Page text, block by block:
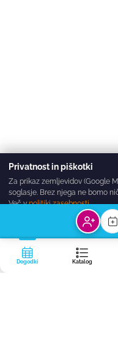
Dogodki Katalog
Privatnost in piškotki
Za prikaz zemljevidov (Google
soglasje. Brez njega ne bomo
Več vpolitiki zasebnosti.